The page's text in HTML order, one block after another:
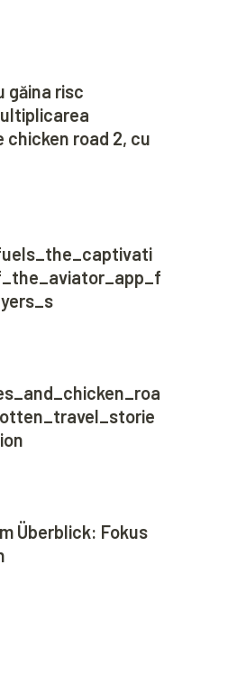
găina risc
chicken road 2, cu
Überblick: Fokus